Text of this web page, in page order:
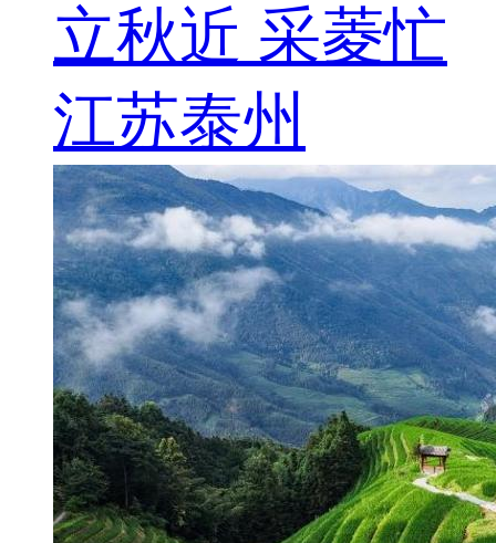
立秋近 采菱忙
江苏泰州